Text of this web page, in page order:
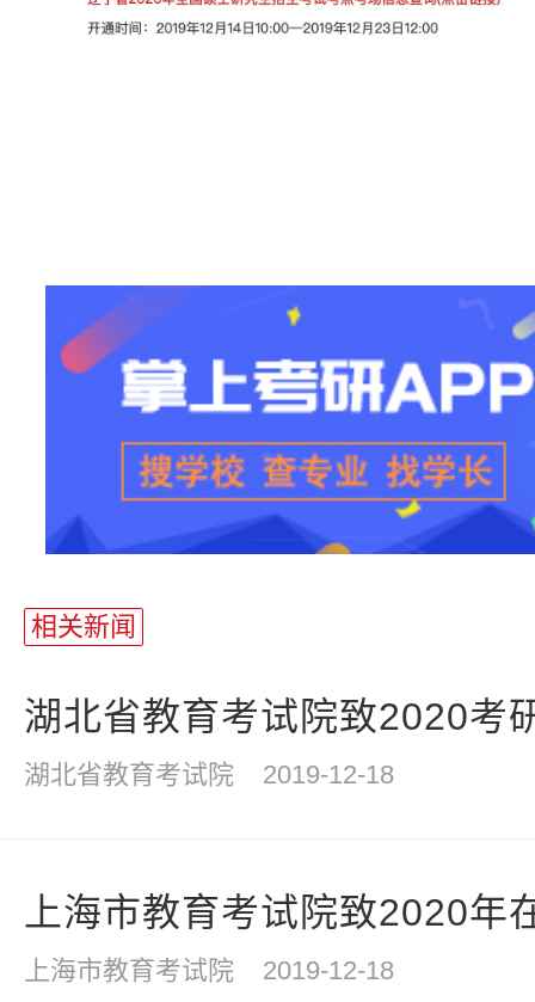
相关新闻
湖北省教育考试院致2020考
湖北省教育考试院 2019-12-18
上海市教育考试院致2020年
上海市教育考试院 2019-12-18